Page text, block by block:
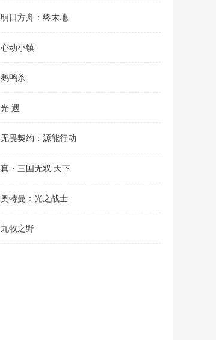
明日方舟：终末地
心动小镇
鹅鸭杀
光·遇
无畏契约：源能行动
真・三国无双 天下
奥特曼：光之战士
九牧之野